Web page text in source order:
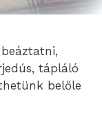
tápláló
belőle